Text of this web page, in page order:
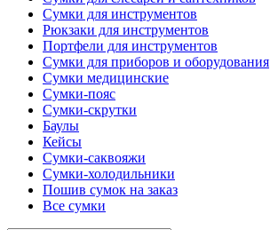
Сумки для инструментов
Рюкзаки для инструментов
Портфели для инструментов
Сумки для приборов и оборудования
Сумки медицинские
Сумки-пояс
Сумки-скрутки
Баулы
Кейсы
Сумки-саквояжи
Сумки-холодильники
Пошив сумок на заказ
Все сумки